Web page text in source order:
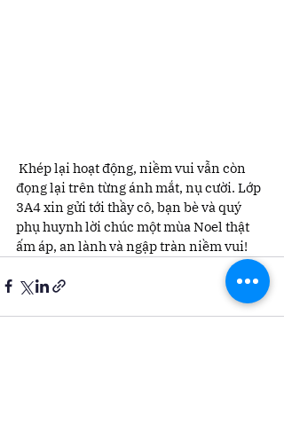
Khép lại hoạt động, niềm vui vẫn còn
đọng lại trên từng ánh mắt, nụ cười. Lớp
3A4 xin gửi tới thầy cô, bạn bè và quý
phụ huynh lời chúc một mùa Noel thật
ấm áp, an lành và ngập tràn niềm vui!